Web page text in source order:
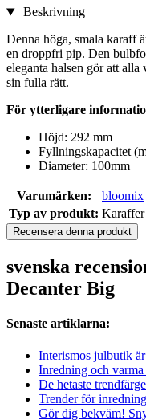
Beskrivning
Denna höga, smala karaff
en droppfri pip. Den
eleganta halsen gör att
sin fulla rätt.
För ytterligare
Höjd: 292 mm
Fyllningskapacitet
Diameter: 100mm
Varumärken:
bloomix
Typ av produkt:
Recensera denna produkt
svenska
Decanter Big
Senaste artiklarna:
Interismos julbutik
Inredning och
De hetaste
Trender för
Gör dig bekväm!